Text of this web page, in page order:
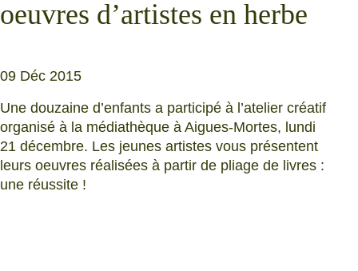
oeuvres d’artistes en herbe
09 Déc 2015
Une douzaine d’enfants a participé à l’atelier créatif
organisé à la médiathèque à Aigues-Mortes, lundi
21 décembre. Les jeunes artistes vous présentent
leurs oeuvres réalisées à partir de pliage de livres :
une réussite !